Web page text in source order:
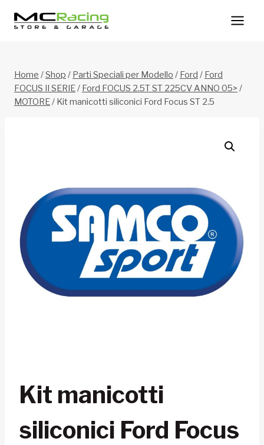
Home /Shop / Parti Speciali per Modello / Ford / Ford
FOCUS II SERIE/ Ford FOCUS 2.5T ST 225CV ANNO 05> /
MOTORE/ Kit manicotti siliconici Ford Focus ST 2.5
Kit manicotti
siliconici Ford Focus